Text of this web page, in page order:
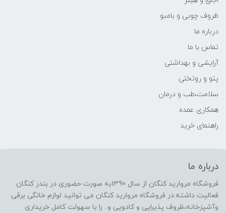
ظروف چوبی و بامبو
درباره ما
تماس با ما
آرایشی و بهداشتی
پتو و روتختی
سلامت،طب و درمان
همکاری عمده
راهنمای خرید
درباره ما
فروشگاه مروارید کنگان از سال 1390به صورت حضوری در بندر کنگان
فعالیت داشته.در فروشگاه مروارید کنگان می توانید لوازم خانگی برقی
وآشپزخانه،ظروف پذیرایی و کادویی و.. را با سهولت کامل خریداری